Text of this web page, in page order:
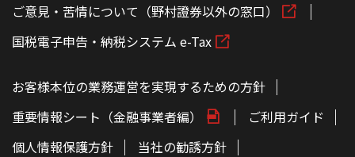
ご意見・苦情について（野村證券以外の窓口）
国税電子申告・納税システム e-Tax
お客様本位の業務運営を実現するための方針
重要情報シート（金融事業者編）
ご利用ガイド
個人情報保護方針
当社の勧誘方針